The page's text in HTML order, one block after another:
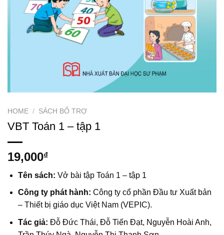
HOME / SÁCH BỔ TRỢ
VBT Toán 1 – tập 1
19,000₫
Tên sách: Vở bài tập Toán 1 – tập 1
Công ty phát hành: Công ty cổ phần Đầu tư Xuất bản
– Thiết bị giáo dục Việt Nam (VEPIC).
Tác giả: Đỗ Đức Thái, Đỗ Tiến Đạt, Nguyễn Hoài Anh,